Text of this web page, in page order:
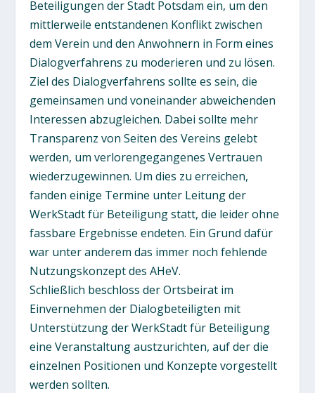
Beteiligungen der Stadt Potsdam ein, um den
mittlerweile entstandenen Konflikt zwischen
dem Verein und den Anwohnern in Form eines
Dialogverfahrens zu moderieren und zu lösen.
Ziel des Dialogverfahrens sollte es sein, die
gemeinsamen und voneinander abweichenden
Interessen abzugleichen. Dabei sollte mehr
Transparenz von Seiten des Vereins gelebt
werden, um verlorengegangenes Vertrauen
wiederzugewinnen. Um dies zu erreichen,
fanden einige Termine unter Leitung der
WerkStadt für Beteiligung statt, die leider ohne
fassbare Ergebnisse endeten. Ein Grund dafür
war unter anderem das immer noch fehlende
Nutzungskonzept des AHeV.
Schließlich beschloss der Ortsbeirat im
Einvernehmen der Dialogbeteiligten mit
Unterstützung der WerkStadt für Beteiligung
eine Veranstaltung austzurichten, auf der die
einzelnen Positionen und Konzepte vorgestellt
werden sollten.